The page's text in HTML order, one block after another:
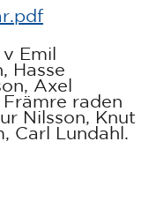
Emil
Hasse
Axel
Främre raden
Nilsson, Knut
Carl Lundahl.